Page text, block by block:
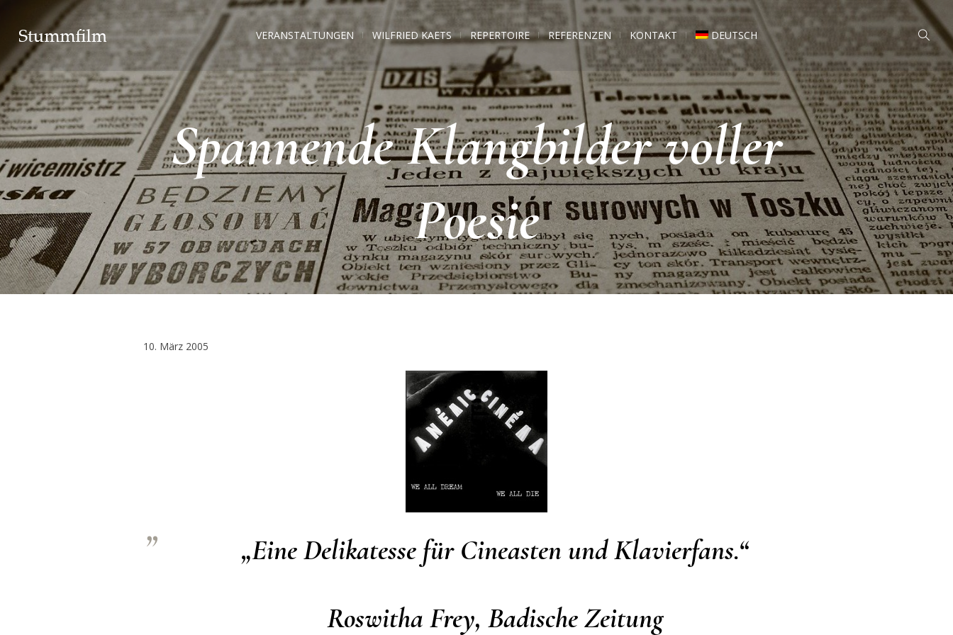
VERANSTALTUNGEN WILFRIED KAETS REPERTOIRE REFERENZEN KONTAKT DEUTSCH
Spannende Klangbilder voller
Poesie
10. März 2005
„Eine Delikatesse für Cineasten und Klavierfans.“
Roswitha Frey, Badische Zeitung